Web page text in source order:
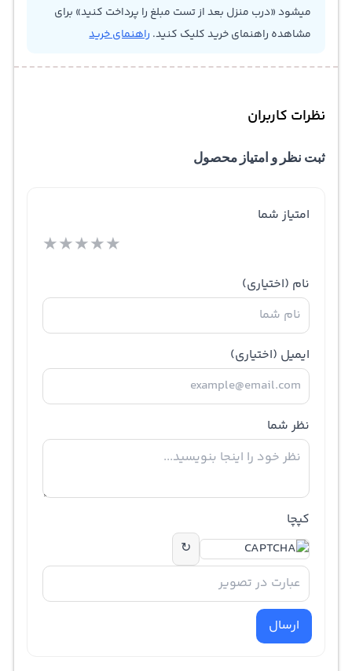
میشود «درب منزل بعد از تست مبلغ را پرداخت کنید» برای
مشاهده راهنمای خرید کلیک کنید. راهنمای خرید
نظرات کاربران
ثبت نظر و امتیاز محصول
امتیاز شما
★★★★★
نام (اختیاری)
ایمیل (اختیاری)
نظر شما
کپچا
↻
ارسال